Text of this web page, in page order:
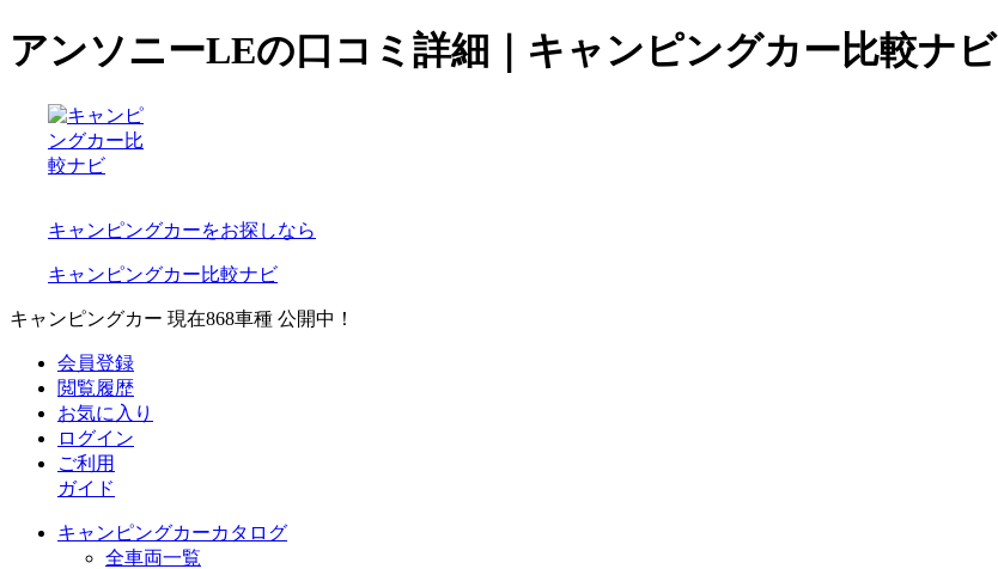
アンソニーLEの口コミ詳細｜キャンピングカー比較ナビ
キャンピングカーをお探しなら
キャンピングカー比較ナビ
キャンピングカー 現在868車種 公開中！
会員登録
閲覧履歴
お気に入り
ログイン
ご利用
ガイド
キャンピングカーカタログ
全車両一覧